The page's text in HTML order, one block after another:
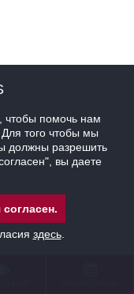
чтобы помочь нам
Для того чтобы мы
должны разрешить
вы даете
здесь.